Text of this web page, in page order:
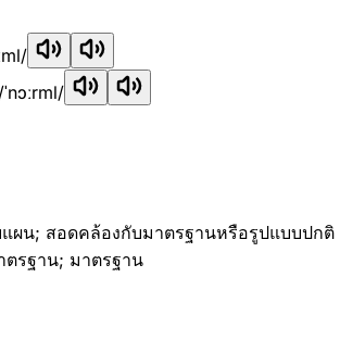
/ˈnɔːrml/
แผน; สอดคล้องกับมาตรฐานหรือรูปแบบปกติ
รฐาน; มาตรฐาน